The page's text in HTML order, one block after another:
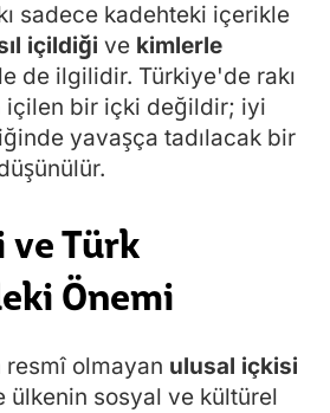
sadece kadehteki içerikle
içildiği ve kimlerle
de ilgilidir. Türkiye'de rakı
içilen bir içki değildir; iyi
yavaşça tadılacak bir
ve Türk
Önemi
resmî olmayan ulusal içkisi
ülkenin sosyal ve kültürel